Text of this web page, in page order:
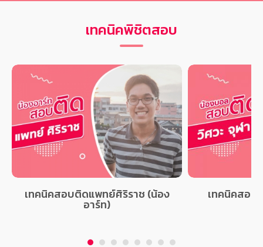
เทคนิคพิชิตสอบ
เทคนิคสอบติดแพทย์ศิริราช (น้อง
อาร์ท)
เทคนิคสอบ